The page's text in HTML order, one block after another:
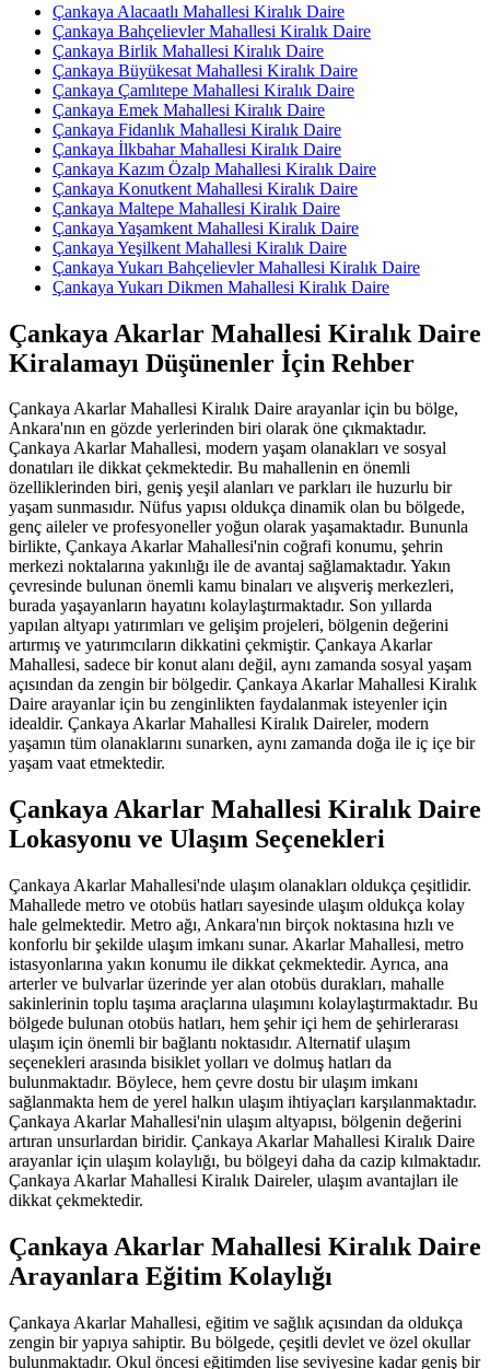
Çankaya Alacaatlı Mahallesi Kiralık Daire
Çankaya Bahçelievler Mahallesi Kiralık Daire
Çankaya Birlik Mahallesi Kiralık Daire
Çankaya Büyükesat Mahallesi Kiralık Daire
Çankaya Çamlıtepe Mahallesi Kiralık Daire
Çankaya Emek Mahallesi Kiralık Daire
Çankaya Fidanlık Mahallesi Kiralık Daire
Çankaya İlkbahar Mahallesi Kiralık Daire
Çankaya Kazım Özalp Mahallesi Kiralık Daire
Çankaya Konutkent Mahallesi Kiralık Daire
Çankaya Maltepe Mahallesi Kiralık Daire
Çankaya Yaşamkent Mahallesi Kiralık Daire
Çankaya Yeşilkent Mahallesi Kiralık Daire
Çankaya Yukarı Bahçelievler Mahallesi Kiralık Daire
Çankaya Yukarı Dikmen Mahallesi Kiralık Daire
Çankaya Akarlar Mahallesi Kiralık Daire
Kiralamayı Düşünenler İçin Rehber
Çankaya Akarlar Mahallesi Kiralık Daire arayanlar için bu bölge,
Ankara'nın en gözde yerlerinden biri olarak öne çıkmaktadır.
Çankaya Akarlar Mahallesi, modern yaşam olanakları ve sosyal
donatıları ile dikkat çekmektedir. Bu mahallenin en önemli
özelliklerinden biri, geniş yeşil alanları ve parkları ile huzurlu bir
yaşam sunmasıdır. Nüfus yapısı oldukça dinamik olan bu bölgede,
genç aileler ve profesyoneller yoğun olarak yaşamaktadır. Bununla
birlikte, Çankaya Akarlar Mahallesi'nin coğrafi konumu, şehrin
merkezi noktalarına yakınlığı ile de avantaj sağlamaktadır. Yakın
çevresinde bulunan önemli kamu binaları ve alışveriş merkezleri,
burada yaşayanların hayatını kolaylaştırmaktadır. Son yıllarda
yapılan altyapı yatırımları ve gelişim projeleri, bölgenin değerini
artırmış ve yatırımcıların dikkatini çekmiştir. Çankaya Akarlar
Mahallesi, sadece bir konut alanı değil, aynı zamanda sosyal yaşam
açısından da zengin bir bölgedir. Çankaya Akarlar Mahallesi Kiralık
Daire arayanlar için bu zenginlikten faydalanmak isteyenler için
idealdir. Çankaya Akarlar Mahallesi Kiralık Daireler, modern
yaşamın tüm olanaklarını sunarken, aynı zamanda doğa ile iç içe bir
yaşam vaat etmektedir.
Çankaya Akarlar Mahallesi Kiralık Daire
Lokasyonu ve Ulaşım Seçenekleri
Çankaya Akarlar Mahallesi'nde ulaşım olanakları oldukça çeşitlidir.
Mahallede metro ve otobüs hatları sayesinde ulaşım oldukça kolay
hale gelmektedir. Metro ağı, Ankara'nın birçok noktasına hızlı ve
konforlu bir şekilde ulaşım imkanı sunar. Akarlar Mahallesi, metro
istasyonlarına yakın konumu ile dikkat çekmektedir. Ayrıca, ana
arterler ve bulvarlar üzerinde yer alan otobüs durakları, mahalle
sakinlerinin toplu taşıma araçlarına ulaşımını kolaylaştırmaktadır. Bu
bölgede bulunan otobüs hatları, hem şehir içi hem de şehirlerarası
ulaşım için önemli bir bağlantı noktasıdır. Alternatif ulaşım
seçenekleri arasında bisiklet yolları ve dolmuş hatları da
bulunmaktadır. Böylece, hem çevre dostu bir ulaşım imkanı
sağlanmakta hem de yerel halkın ulaşım ihtiyaçları karşılanmaktadır.
Çankaya Akarlar Mahallesi'nin ulaşım altyapısı, bölgenin değerini
artıran unsurlardan biridir. Çankaya Akarlar Mahallesi Kiralık Daire
arayanlar için ulaşım kolaylığı, bu bölgeyi daha da cazip kılmaktadır.
Çankaya Akarlar Mahallesi Kiralık Daireler, ulaşım avantajları ile
dikkat çekmektedir.
Çankaya Akarlar Mahallesi Kiralık Daire
Arayanlara Eğitim Kolaylığı
Çankaya Akarlar Mahallesi, eğitim ve sağlık açısından da oldukça
zengin bir yapıya sahiptir. Bu bölgede, çeşitli devlet ve özel okullar
bulunmaktadır. Okul öncesi eğitimden lise seviyesine kadar geniş bir